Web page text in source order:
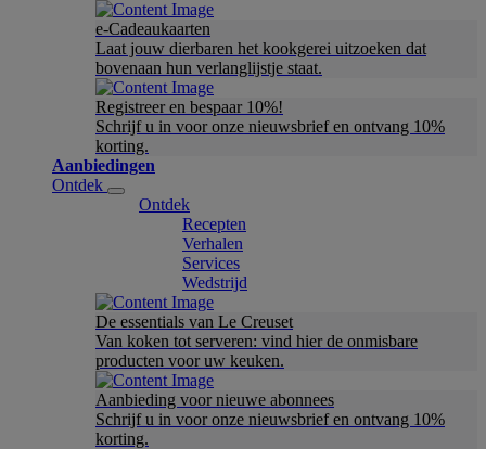
e-Cadeaukaarten
Laat jouw dierbaren het kookgerei uitzoeken dat
bovenaan hun verlanglijstje staat.
Registreer en bespaar 10%!
Schrijf u in voor onze nieuwsbrief en ontvang 10%
korting.
Aanbiedingen
Ontdek
Ontdek
Recepten
Verhalen
Services
Wedstrijd
De essentials van Le Creuset
Van koken tot serveren: vind hier de onmisbare
producten voor uw keuken.
Aanbieding voor nieuwe abonnees
Schrijf u in voor onze nieuwsbrief en ontvang 10%
korting.